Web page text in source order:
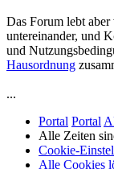
Das Forum lebt
untereinander, und
und
Hausordnung
...
Portal Portal
Alle Zeiten
Cookie-
Alle Cookies